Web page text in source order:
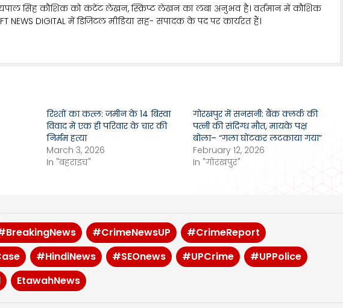
सिंह कौशिक को कंटेंट लेखन, स्क्रिप्ट लेखन का लंबा अनुभव है। वर्तमान में कौशिक
NEWS DIGITAL में डिजिटल मीडिया सह- संपादक के पद पर कार्यरत हैं।
रिश्तों का कत्ल: जमीन के 14 बिस्वा
विवाद में एक ही परिवार के चार की
निर्मम हत्या
March 3, 2026
In "बहराइच"
गोरखपुर में सनसनी: बैंक क्लर्क की
पत्नी की संदिग्ध मौत, मायके पक्ष
बोला– “गला घोंटकर लटकाया गया”
February 12, 2026
In "गोरखपुर"
#CrimeNewsUP
#CrimeReport
#HindiNews #SEOnews #UPCrime
#UPPolice
EtawahNews